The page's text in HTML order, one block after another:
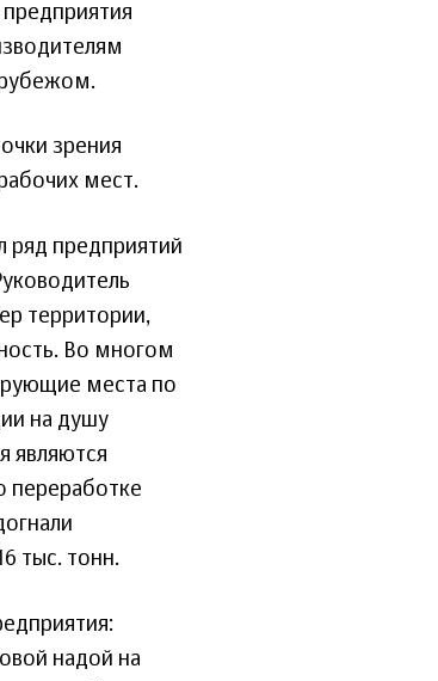
рубежом.
зрения
мест.
ряд предприятий
территории,
Во многом
места по
на душу
являются
переработке
тыс. тонн.
надой на